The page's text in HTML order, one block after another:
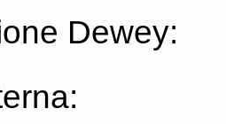
Dewey: